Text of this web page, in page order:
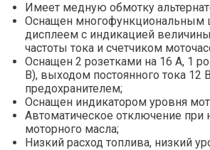
Имеет медную обмотку
Оснащен
дисплеем с индикацией
частоты тока и счетчиком
Оснащен 2 розетками на 16 А, 1
В), выходом постоянного тока 12
предохранителем;
Оснащен индикатором уровня
Автоматическое отключение при
моторного масла;
Низкий расход топлива, низкий